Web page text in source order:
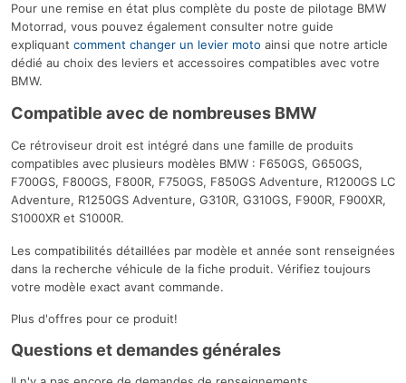
Pour une remise en état plus complète du poste de pilotage BMW
Motorrad, vous pouvez également consulter notre guide
expliquant comment changer un levier moto ainsi que notre article
dédié au choix des leviers et accessoires compatibles avec votre
BMW.
Compatible avec de nombreuses BMW
Ce rétroviseur droit est intégré dans une famille de produits
compatibles avec plusieurs modèles BMW : F650GS, G650GS,
F700GS, F800GS, F800R, F750GS, F850GS Adventure, R1200GS LC
Adventure, R1250GS Adventure, G310R, G310GS, F900R, F900XR,
S1000XR et S1000R.
Les compatibilités détaillées par modèle et année sont renseignées
dans la recherche véhicule de la fiche produit. Vérifiez toujours
votre modèle exact avant commande.
Plus d'offres pour ce produit!
Questions et demandes générales